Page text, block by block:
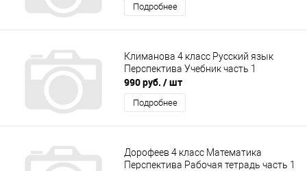
Подробнее
Климанова 4 класс Русский язык
Перспектива Учебник часть 1
990 руб. / шт
Подробнее
Дорофеев 4 класс Математика
Перспектива Рабочая тетрадь часть 1